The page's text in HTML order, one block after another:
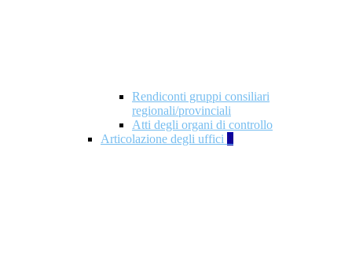
Rendiconti gruppi consiliari
regionali/provinciali
Atti degli organi di controllo
Articolazione degli uffici 9